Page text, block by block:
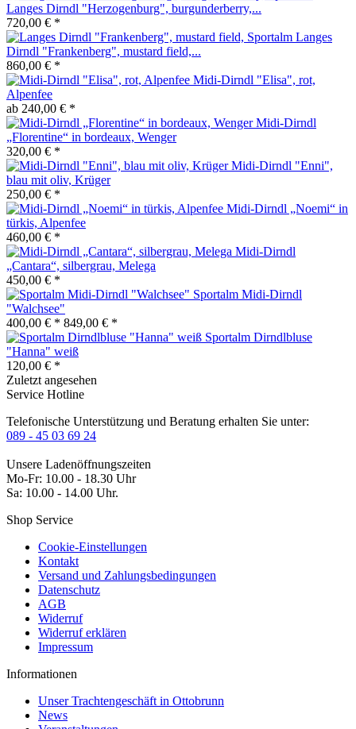
Langes Dirndl "Herzogenburg", burgunderberry,...
720,00 € *
Langes
Dirndl "Frankenberg", mustard field,...
860,00 € *
Midi-Dirndl "Elisa", rot,
Alpenfee
ab 240,00 € *
Midi-Dirndl
„Florentine“ in bordeaux, Wenger
320,00 € *
Midi-Dirndl "Enni",
blau mit oliv, Krüger
250,00 € *
Midi-Dirndl „Noemi“ in
türkis, Alpenfee
460,00 € *
Midi-Dirndl
„Cantara“, silbergrau, Melega
450,00 € *
Sportalm Midi-Dirndl
"Walchsee"
400,00 € * 849,00 € *
Sportalm Dirndlbluse
"Hanna" weiß
120,00 € *
Zuletzt angesehen
Service Hotline
Telefonische Unterstützung und Beratung erhalten Sie unter:
089 - 45 03 69 24
Unsere Ladenöffnungszeiten
Mo-Fr: 10.00 - 18.30 Uhr
Sa: 10.00 - 14.00 Uhr.
Shop Service
Cookie-Einstellungen
Kontakt
Versand und Zahlungsbedingungen
Datenschutz
AGB
Widerruf
Widerruf erklären
Impressum
Informationen
Unser Trachtengeschäft in Ottobrunn
News